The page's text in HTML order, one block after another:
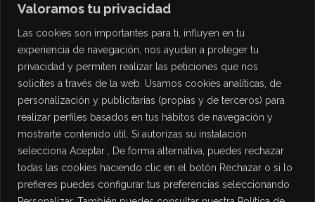
Valoramos tu privacidad
Las cookies son importantes para ti, influyen en tu
experiencia de navegación, nos ayudan a proteger tu
privacidad y permiten realizar las peticiones que nos
solicites a través de la web. Usamos cookies analíticas, de
personalización y publicitarias (propias y de terceros) para
realizar perfiles basados en tus hábitos de navegación y
mostrarte contenido útil. Si autorizas su instalación
selecciona Aceptar , De forma alternativa, puedes rechazar
todas las cookies haciendo clic en el botón Rechazar o si lo
prefieres puedes configurar tus preferencias seleccionando
PROTECCIÓN DE DATOS
Política de Privacidad
Política de Cookies
Aviso Legal